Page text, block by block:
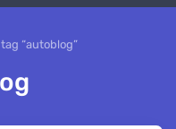
“autoblog”